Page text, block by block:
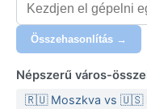
a délnyugati
mivel a város a
fekszik, csak
páratartalom
Összehasonlítás →
Népszerű város-
🇷🇺 Moszkva vs 🇺🇸